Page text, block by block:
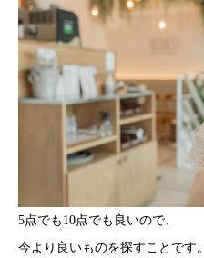
5点でも10点でも良いので、
今より良いものを探すことです。